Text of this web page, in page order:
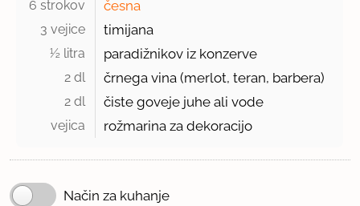
6 strokov česna
3 vejice timijana
½ litra paradižnikov iz konzerve
2 dl črnega vina (merlot, teran, barbera)
2 dl čiste goveje juhe ali vode
vejica rožmarina za dekoracijo
Način za kuhanje